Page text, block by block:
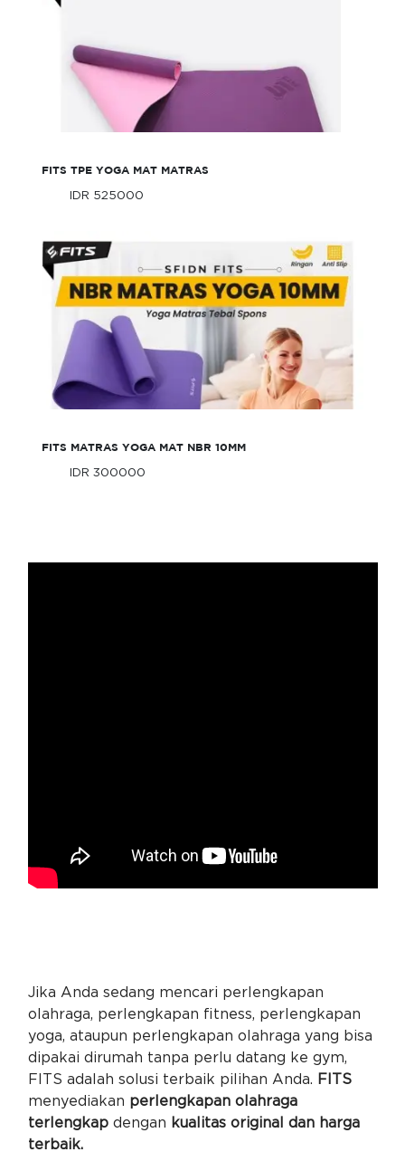
FITS TPE YOGA MAT MATRAS
IDR 525000
FITS TPE Yoga Mat Matras
IDR 525000
FITS MATRAS YOGA MAT NBR 10MM
IDR 300000
FITS Matras Yoga Mat NBR 10mm
IDR 300000
Jika Anda sedang mencari perlengkapan
olahraga, perlengkapan fitness, perlengkapan
yoga, ataupun perlengkapan olahraga yang bisa
dipakai dirumah tanpa perlu datang ke gym,
FITS adalah solusi terbaik pilihan Anda. FITS
menyediakan perlengkapan olahraga
terlengkapdengan kualitas original dan harga
terbaik.